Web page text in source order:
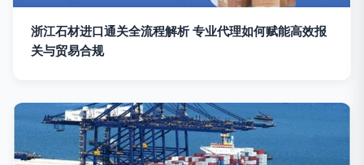
浙江石材进口通关全流程解析 专业代理如何赋能高效报
关与贸易合规